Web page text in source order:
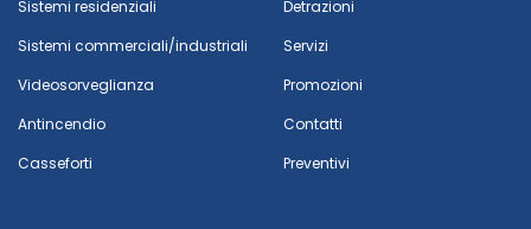
Sistemi residenziali
Sistemi commerciali/industriali
Videosorveglianza
Antincendio
Casseforti
Detrazioni
Servizi
Promozioni
Contatti
Preventivi